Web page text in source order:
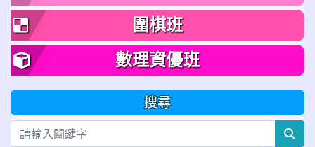
圍棋班
數理資優班
搜尋